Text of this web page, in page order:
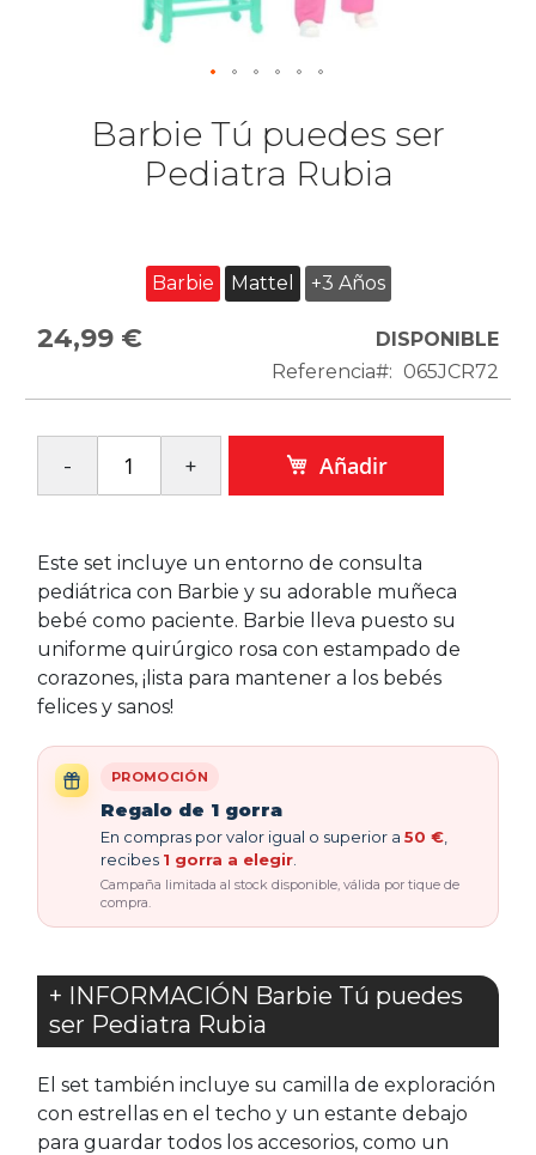
Barbie Tú puedes ser
Pediatra Rubia
Barbie Mattel +3 Años
24,99 €
DISPONIBLE
Referencia
065JCR72
Añadir
Este set incluye un entorno de consulta
pediátrica con Barbie y su adorable muñeca
bebé como paciente. Barbie lleva puesto su
uniforme quirúrgico rosa con estampado de
corazones, ¡lista para mantener a los bebés
felices y sanos!
PROMOCIÓN
Regalo de 1 gorra
En compras por valor igual o superior a 50 €
recibes 1 gorra a elegir
Campaña limitada al stock disponible, válida por tique de
compra.
+ INFORMACIÓN Barbie Tú puedes
ser Pediatra Rubia
El set también incluye su camilla de exploración
con estrellas en el techo y un estante debajo
para guardar todos los accesorios, como un